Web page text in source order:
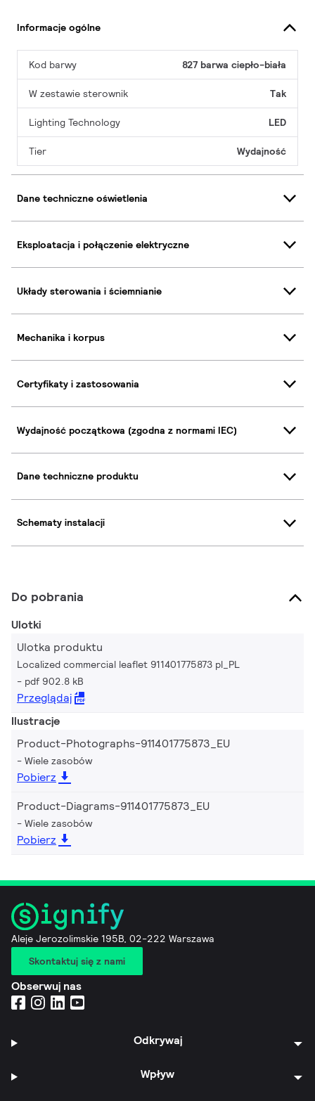
Informacje ogólne
Kod barwy 827 barwa ciepło-biała
W zestawie sterownik Tak
Lighting Technology LED
Tier Wydajność
Dane techniczne oświetlenia
Eksploatacja i połączenie elektryczne
Układy sterowania i ściemnianie
Mechanika i korpus
Certyfikaty i zastosowania
Wydajność początkowa (zgodna z normami IEC)
Dane techniczne produktu
Schematy instalacji
Do pobrania
Ulotki
Ulotka produktu
Localized commercial leaflet 911401775873 pl_PL
pdf 902.8 kB
Przeglądaj
Ilustracje
Product-Photographs-911401775873_EU
Wiele zasobów
Pobierz
Product-Diagrams-911401775873_EU
Wiele zasobów
Pobierz
Aleje Jerozolimskie 195B, 02-222 Warszawa
Skontaktuj się z nami
Obserwuj nas
Odkrywaj
Wpływ